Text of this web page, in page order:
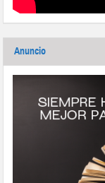
Anuncio